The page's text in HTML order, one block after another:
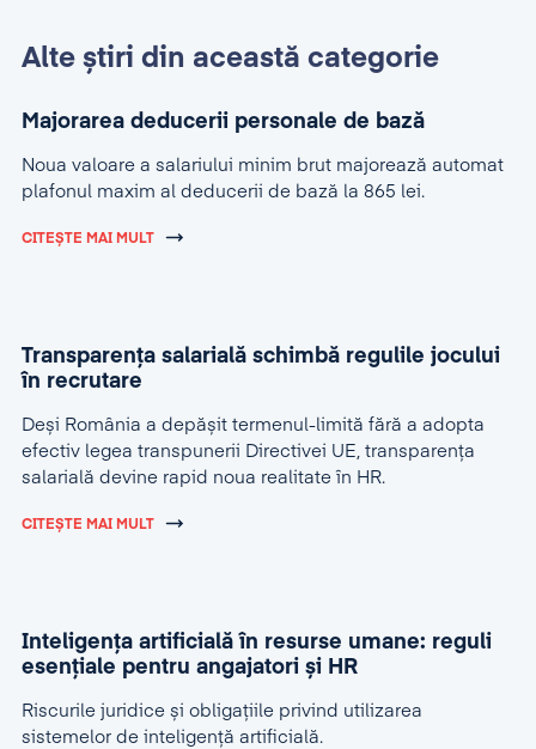
Alte știri din această categorie
Majorarea deducerii personale de bază
Noua valoare a salariului minim brut majorează automat
plafonul maxim al deducerii de bază la 865 lei.
CITEȘTE MAI MULT
Transparența salarială schimbă regulile jocului
în recrutare
Deși România a depășit termenul-limită fără a adopta
efectiv legea transpunerii Directivei UE, transparența
salarială devine rapid noua realitate în HR.
CITEȘTE MAI MULT
Inteligența artificială în resurse umane: reguli
esențiale pentru angajatori și HR
Riscurile juridice și obligațiile privind utilizarea
sistemelor de inteligență artificială.